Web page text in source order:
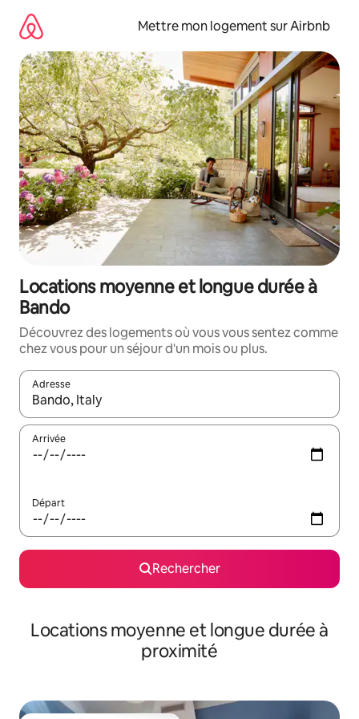
directement
contenu
Mettre mon logement sur Airbnb
Locations moyenne et longue durée à
Bando
Découvrez des logements où vous vous sentez comme
chez vous pour un séjour d'un mois ou plus.
Adresse
Lorsque les résultats s'affichent, utilisez les flèches vers le
Arrivée
Départ
Rechercher
Locations moyenne et longue durée à
proximité